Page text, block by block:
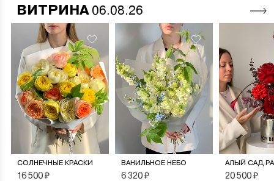
ВИТРИНА 06.08.26
СОЛНЕЧНЫЕ КРАСКИ
16 500 ₽
ВАНИЛЬНОЕ НЕБО
6 320 ₽
АЛЫЙ САД
20 500 ₽